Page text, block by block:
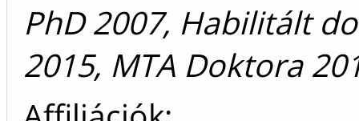
PhD 2007, Habilitált
2015, MTA Doktora